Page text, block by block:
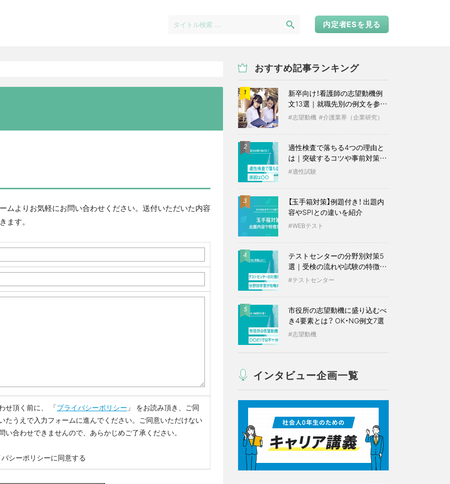
内定者ESを見る
ムよりお気軽にお問い合わせください。送付いただいた内容
ます。
せ頂く前に、 「プライバシーポリシー 」 をお読み頂き、ご同
たうえで入力フォームに進んでください。ご同意いただけない
い合わせできませんので、あらかじめご了承ください。
シーポリシーに同意する
おすすめ記事ランキング
1
新卒向け！看護師の志望動機例
文13選｜就職先別の例文を参考
に志望動機 介護業界（企業研究）
2
適性検査で落ちる4つの理由と
は｜突破するコツや事前対策も
紹介
適性試験
3
【玉手箱対策】例題付き！ 出題内
容やSPIとの違いを紹介
WEBテスト
4
テストセンターの分野別対策5
選｜受検の流れや試験の特徴も
紹介
テストセンター
5
市役所の志望動機に盛り込むべ
き4要素とは？ OK・NG例文7選
志望動機
インタビュー企画一覧